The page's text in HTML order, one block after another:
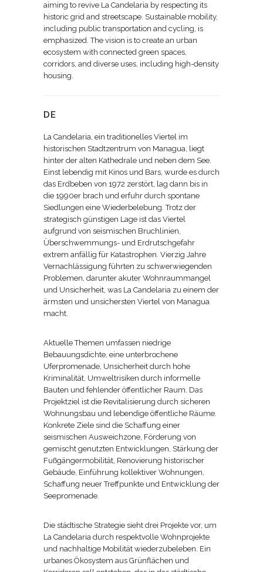
aiming to revive La Candelaria by respecting its
historic grid and streetscape. Sustainable mobility,
including public transportation and cycling, is
emphasized. The vision is to create an urban
ecosystem with connected green spaces,
corridors, and diverse uses, including high-density
housing.
DE
La Candelaria, ein traditionelles Viertel im
historischen Stadtzentrum von Managua, liegt
hinter der alten Kathedrale und neben dem See.
Einst lebendig mit Kinos und Bars, wurde es durch
das Erdbeben von 1972 zerstört, lag dann bis in
die 1990er brach und erfuhr durch spontane
Siedlungen eine Wiederbelebung. Trotz der
strategisch günstigen Lage ist das Viertel
aufgrund von seismischen Bruchlinien,
Überschwemmungs- und Erdrutschgefahr
extrem anfällig für Katastrophen. Vierzig Jahre
Vernachlässigung führten zu schwerwiegenden
Problemen, darunter akuter Wohnraummangel
und Unsicherheit, was La Candelaria zu einem der
ärmsten und unsichersten Viertel von Managua
macht.
Aktuelle Themen umfassen niedrige
Bebauungsdichte, eine unterbrochene
Uferpromenade, Unsicherheit durch hohe
Kriminalität, Umweltrisiken durch informelle
Bauten und fehlender öffentlicher Raum. Das
Projektziel ist die Revitalisierung durch sicheren
Wohnungsbau und lebendige öffentliche Räume.
Konkrete Ziele sind die Schaffung einer
seismischen Ausweichzone, Förderung von
gemischt genutzten Entwicklungen, Stärkung der
Fußgängermobilität, Renovierung historischer
Gebäude, Einführung kollektiver Wohnungen,
Schaffung neuer Treffpunkte und Entwicklung der
Seepromenade.
Die städtische Strategie sieht drei Projekte vor, um
La Candelaria durch respektvolle Wohnprojekte
und nachhaltige Mobilität wiederzubeleben. Ein
urbanes Ökosystem aus Grünflächen und